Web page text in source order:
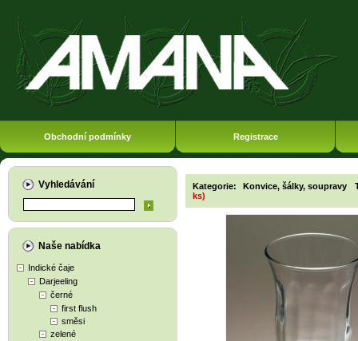
Obchodní podmínky Registrace
Vyhledávání
Naše nabídka
Indické čaje
Darjeeling
černé
first flush
směsi
zelené
Kategorie: Konvice, šálky, soupravy
ks)